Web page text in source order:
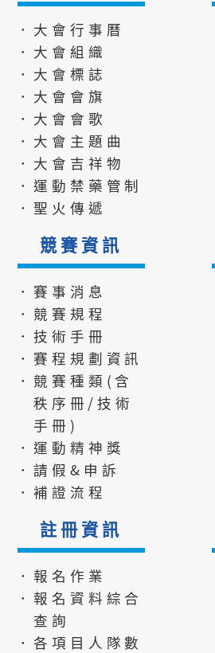
．大會行事曆
．大會組織
．大會標誌
．大會會旗
．大會會歌
．大會主題曲
．大會吉祥物
．運動禁藥管制
．聖火傳遞
競賽資訊
．賽事消息
．競賽規程
．技術手冊
．賽程規劃資訊
．競賽種類(含
秩序冊/技術
手冊)
．運動精神獎
．請假&申訴
．補證流程
註冊資訊
．報名作業
．報名資料綜合
查詢
．各項目人隊數